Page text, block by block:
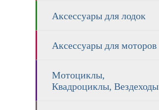
Аксессуары для лодок
Аксессуары для моторов
Мотоциклы,
Квадроциклы, Вездеходы